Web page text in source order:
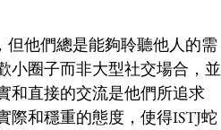
但他們總是能夠聆聽他人的需
小圈子而非大型社交場合，並
和直接的交流是他們所追求
際和穩重的態度，使得ISTJ蛇